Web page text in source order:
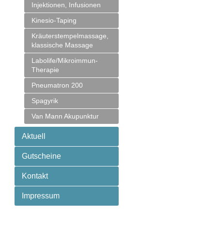
Injektionen, Infusionen
Kinesio-Taping
Kräuterstempelmassage,
klassische Massage
Labolife/Mikroimmun-
Therapie
Pneumatron 200
Spagyrik
Van Mann Akupunktur
Aktuell
Gutscheine
Kontakt
Impressum